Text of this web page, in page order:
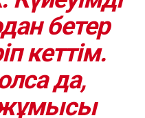
бетер
кеттім.
да,